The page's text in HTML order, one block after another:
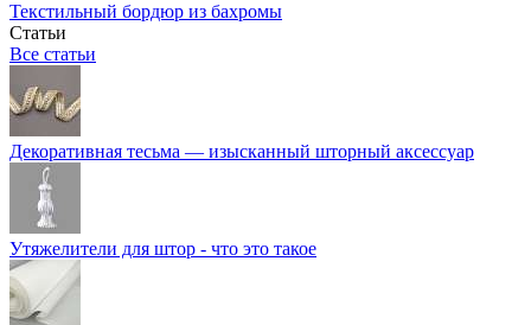
Текстильный бордюр из бахромы
Статьи
Все статьи
Декоративная тесьма — изысканный шторный аксессуар
Утяжелители для штор - что это такое